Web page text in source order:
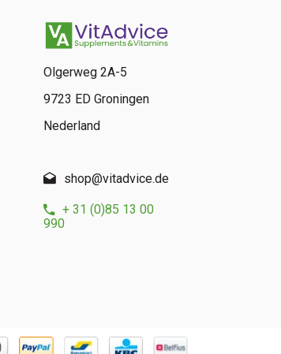
Olgerweg 2A-5
9723 ED Groningen
Nederland
shop@vitadvice.de
+ 31 (0)85 13 00
990